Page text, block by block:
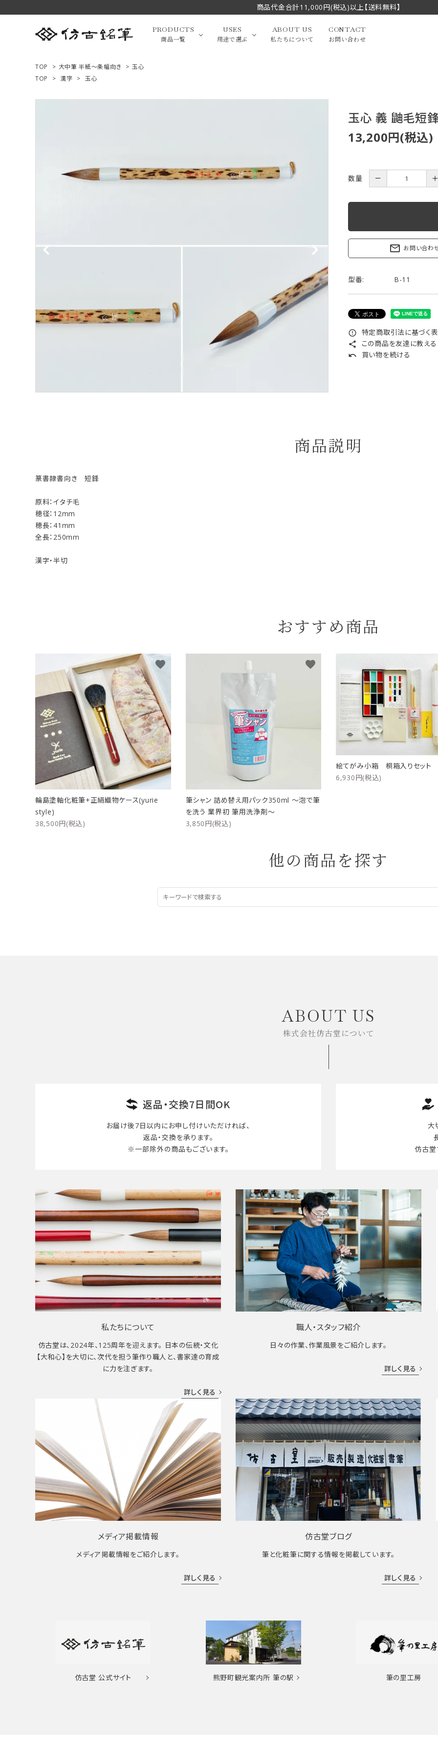
商品代金合計11,000円(税込)以上【送料無料】
PRODUCTS
商品一覧
高級羊毛（作品向き）
オプション・その他
USES
用途で選ぶ
かな
画筆・絵てがみ
贈り物（限定セット）
ABOUT US
私たちについて
CONTACT
お問い合わせ
ご利用ガイド
お問い合わせ
TOP > 大中筆 半紙～条幅向き > 玉心
TOP
> 漢字 > 玉心
玉心 義 鼬毛短
13,200円(税込)
数量 － ＋
mail_outline お問い合わ
型番: B-11
error_outline 特定商取引法に基づく
share この商品を友達に教える
undo 買い物を続ける
商品説明
篆書隷書向き 短鋒
原料：イタチ毛
穂径：12mm
穂長：41mm
全長：250mm
漢字・半切
おすすめ商品
輪島塗軸化粧筆+正絹織物ケース(yurie
style)
38,500円(税込)
favorite
筆シャン 詰め替え用パック350ml ～泡で筆
を洗う 業界初 筆用洗浄剤～
3,850円(税込)
favorite
絵てがみ小箱 桐箱入りセット
6,930円(税込)
他の商品を探す
ABOUT US
株式会社仿古堂について
返品・交換7日間OK
お届け後7日以内にお申し付けいただければ、
返品・交換を承ります。
※一部除外の商品もございます。
大
仿古堂
私たちについて
仿古堂は、2024年、125周年を迎えます。 日本の伝統・文化
【大和心】を大切に、次代を担う筆作り職人と、書家達の育成
に力を注ぎます。
詳しく見る
職人・スタッフ紹介
日々の作業、作業風景をご紹介します。
詳しく見る
メディア掲載情報
メディア掲載情報をご紹介します。
詳しく見る
仿古堂ブログ
筆と化粧筆に関する情報を掲載しています。
詳しく見る
仿古堂 公式サイト 熊野町観光案内所 筆の駅 筆の里工房